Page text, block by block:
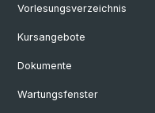
Vorlesungsverzeichnis
Kursangebote
Dokumente
Wartungsfenster